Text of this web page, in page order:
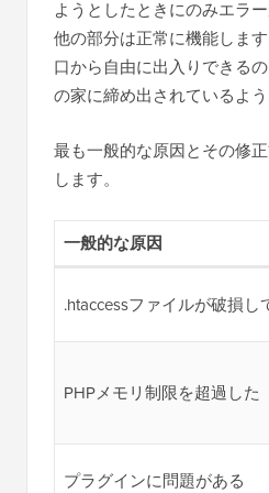
ようとしたときにのみエラ
他の部分は正常に機能しま
口から自由に出入りできる
の家に締め出されているよう
最も一般的な原因とその修
します。
一般的な原因
.htaccessファイルが破損し
PHPメモリ制限を超過した
プラグインに問題がある